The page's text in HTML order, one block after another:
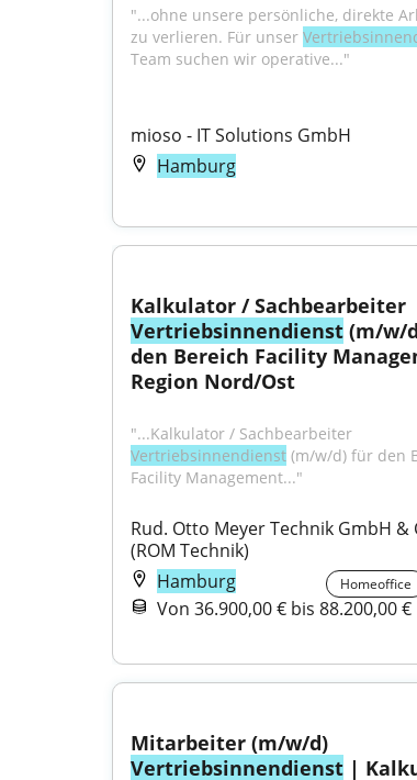
"...ohne unsere persönliche, direkte
zu verlieren. Für unser
Team suchen wir operative..."
mioso - IT Solutions GmbH
Hamburg
Vertriebsinnendienst (m/w/
den Bereich Facility
Region Nord/Ost
Vertriebsinnendienst (m/w/d) für den
Facility Management..."
Rud. Otto Meyer Technik GmbH &
(ROM Technik)
Hamburg
Homeoffice
Von 36.900,00 € bis 88.200,00 €
Vertriebsinnendienst |